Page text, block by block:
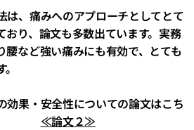
は、痛みへのアプローチとしてとて
おり、論文も多数出ています。実務
腰など強い痛みにも有効で、とても
効果・安全性についての論文はこち
≪論文２≫